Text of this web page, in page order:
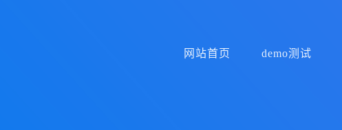
网站首页 demo测试